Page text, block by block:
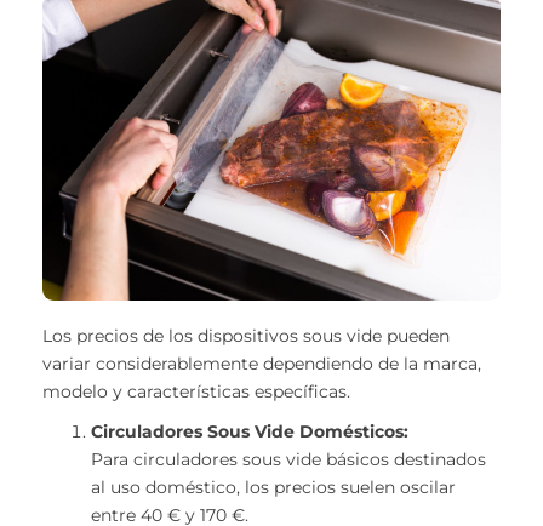
Los precios de los dispositivos sous vide pueden
variar considerablemente dependiendo de la marca,
modelo y características específicas.
Circuladores Sous Vide Domésticos:
Para circuladores sous vide básicos destinados
al uso doméstico, los precios suelen oscilar
entre 40 € y 170 €.